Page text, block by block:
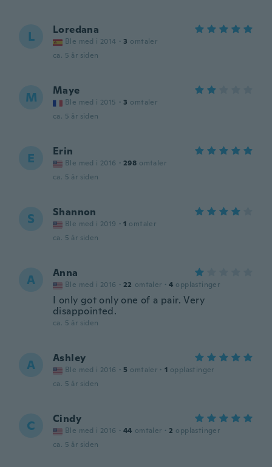
L Loredana
Ble med i 2014 · 3 omtaler
ca. 5 år siden
M Maye
Ble med i 2015 · 3 omtaler
ca. 5 år siden
E Erin
Ble med i 2016 · 298 omtaler
ca. 5 år siden
S Shannon
Ble med i 2019 · 1 omtaler
ca. 5 år siden
A Anna
Ble med i 2016 · 22 omtaler · 4 opplastinger
I only got only one of a pair. Very
disappointed.
ca. 5 år siden
A Ashley
Ble med i 2016 · 5 omtaler · 1 opplastinger
ca. 5 år siden
C Cindy
Ble med i 2016 · 44 omtaler · 2 opplastinger
ca. 5 år siden